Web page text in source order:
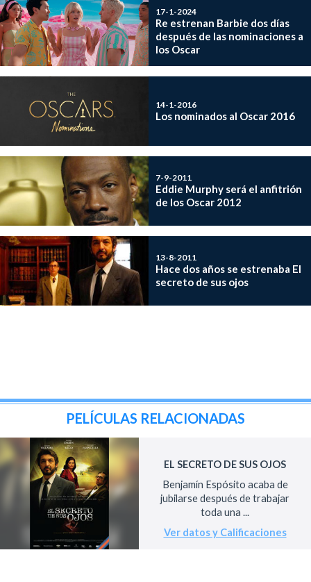
17-1-2024
Re estrenan Barbie dos días
después de las nominaciones a
los Oscar
14-1-2016
Los nominados al Oscar 2016
7-9-2011
Eddie Murphy será el anfitrión
de los Oscar 2012
13-8-2011
Hace dos años se estrenaba El
secreto de sus ojos
PELÍCULAS RELACIONADAS
EL SECRETO DE SUS OJOS
Benjamín Espósito acaba de
jubilarse después de trabajar
toda una ...
Ver datos y Calificaciones